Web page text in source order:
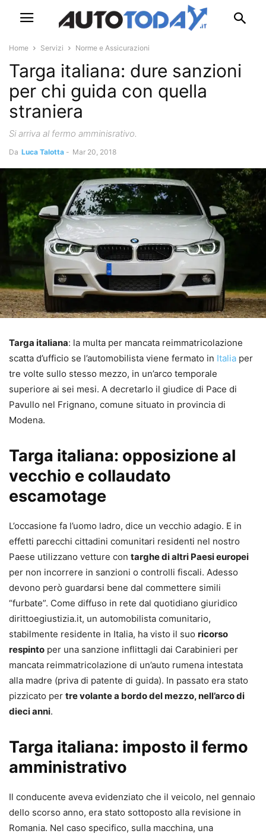
Home Servizi Norme e Assicurazioni
Targa italiana: dure sanzioni
per chi guida con quella
straniera
Si arriva al fermo amminisrativo.
Da Luca Talotta - Mar 20, 2018
Targa italiana: la multa per mancata reimmatricolazione
scatta d’ufficio se l’automobilista viene fermato in Italia per
tre volte sullo stesso mezzo, in un’arco temporale
superiore ai sei mesi. A decretarlo il giudice di Pace di
Pavullo nel Frignano, comune situato in provincia di
Modena.
Targa italiana: opposizione al
vecchio e collaudato
escamotage
L’occasione fa l’uomo ladro, dice un vecchio adagio. E in
effetti parecchi cittadini comunitari residenti nel nostro
Paese utilizzano vetture con targhe di altri Paesi europei
per non incorrere in sanzioni o controlli fiscali. Adesso
devono però guardarsi bene dal commettere simili
“furbate”. Come diffuso in rete dal quotidiano giuridico
dirittoegiustizia.it, un automobilista comunitario,
stabilmente residente in Italia, ha visto il suo ricorso
respinto per una sanzione inflittagli dai Carabinieri per
mancata reimmatricolazione di un’auto rumena intestata
alla madre (priva di patente di guida). In passato era stato
pizzicato per tre volante a bordo del mezzo, nell’arco di
dieci anni.
Targa italiana: imposto il fermo
amministrativo
Il conducente aveva evidenziato che il veicolo, nel gennaio
dello scorso anno, era stato sottoposto alla revisione in
Romania. Nel caso specifico, sulla macchina, una